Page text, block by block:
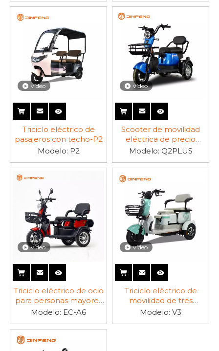
eléctricos de ocio de calidadque atienden diversas
necesidades y estilos de vida.Explore nuestra gama
hoy y mejore su experiencia de ocio con los triciclos
eléctricos Jinpeng.
vídeo
Triciclo eléctrico de
pasajeros con techo-P2
Modelo: P2
vídeo
Scooter de movilidad
eléctrica de precio
barato-Q2PLUS
Modelo: Q2PLUS
vídeo
Triciclo eléctrico de ocio
para personas mayores
de 2 asientos-EC-A6
Modelo: EC-A6
vídeo
Triciclo eléctrico de
movilidad de tres
ruedas-V3
Modelo: V3